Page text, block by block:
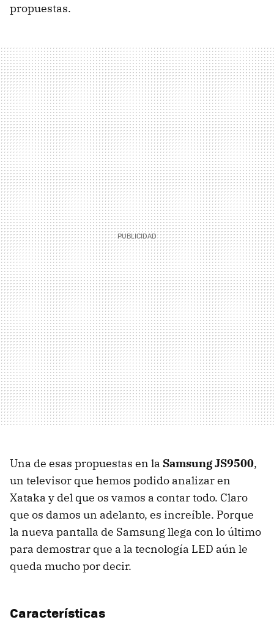
propuestas.
Una de esas propuestas en la Samsung JS9500,
un televisor que hemos podido analizar en
Xataka y del que os vamos a contar todo. Claro
que os damos un adelanto, es increíble. Porque
la nueva pantalla de Samsung llega con lo último
para demostrar que a la tecnología LED aún le
queda mucho por decir.
Características